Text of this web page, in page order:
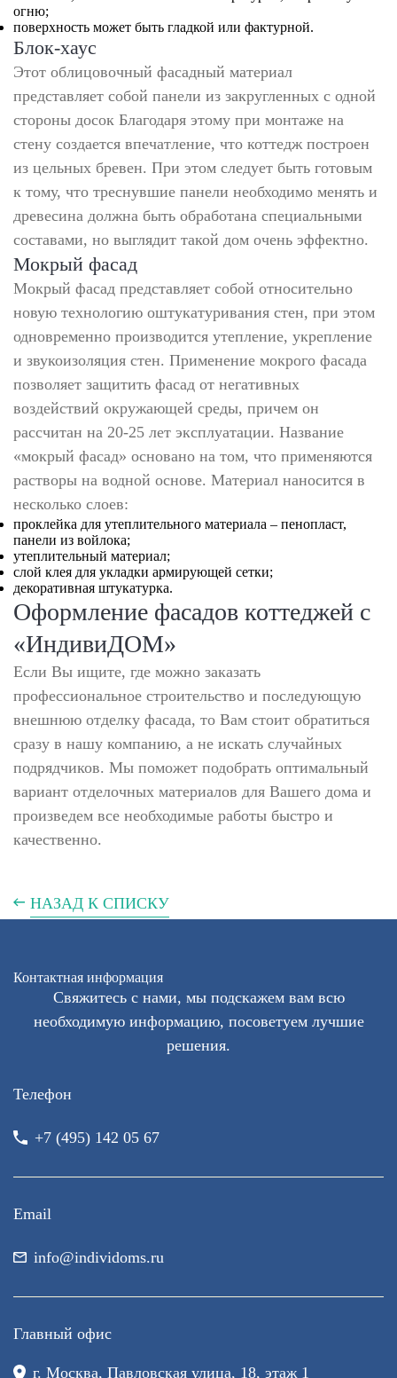
огню;
поверхность может быть гладкой или фактурной.
Блок-хаус
Этот облицовочный фасадный материал
представляет собой панели из закругленных с одной
стороны досок Благодаря этому при монтаже на
стену создается впечатление, что коттедж построен
из цельных бревен. При этом следует быть готовым
к тому, что треснувшие панели необходимо менять и
древесина должна быть обработана специальными
составами, но выглядит такой дом очень эффектно.
Мокрый фасад
Мокрый фасад представляет собой относительно
новую технологию оштукатуривания стен, при этом
одновременно производится утепление, укрепление
и звукоизоляция стен. Применение мокрого фасада
позволяет защитить фасад от негативных
воздействий окружающей среды, причем он
рассчитан на 20-25 лет эксплуатации. Название
«мокрый фасад» основано на том, что применяются
растворы на водной основе. Материал наносится в
несколько слоев:
проклейка для утеплительного материала – пенопласт,
панели из войлока;
утеплительный материал;
слой клея для укладки армирующей сетки;
декоративная штукатурка.
Оформление фасадов коттеджей с
«ИндивиДОМ»
Если Вы ищите, где можно заказать
профессиональное строительство и последующую
внешнюю отделку фасада, то Вам стоит обратиться
сразу в нашу компанию, а не искать случайных
подрядчиков. Мы поможет подобрать оптимальный
вариант отделочных материалов для Вашего дома и
произведем все необходимые работы быстро и
качественно.
НАЗАД К СПИСКУ
Контактная информация
Свяжитесь с нами, мы подскажем вам всю
необходимую информацию, посоветуем лучшие
решения.
Телефон
+7 (495) 142 05 67
Email
info@individoms.ru
Главный офис
г. Москва, Павловская улица, 18, этаж 1